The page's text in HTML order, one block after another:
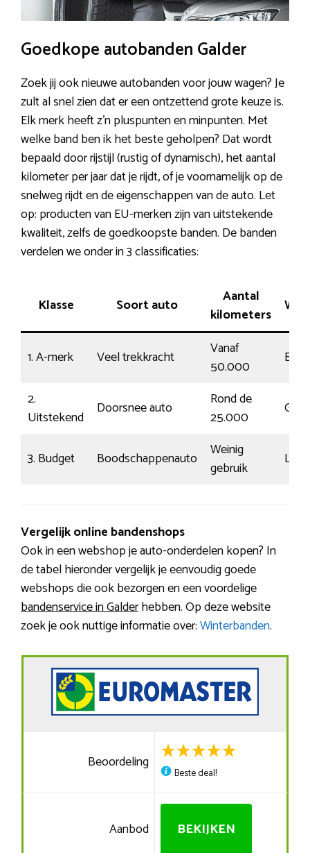
Goedkope autobanden Galder
Zoek jij ook nieuwe autobanden voor jouw wagen? Je
zult al snel zien dat er een ontzettend grote keuze is.
Elk merk heeft z’n pluspunten en minpunten. Met
welke band ben ik het beste geholpen? Dat wordt
bepaald door rijstijl (rustig of dynamisch), het aantal
kilometer per jaar dat je rijdt, of je voornamelijk op de
snelweg rijdt en de eigenschappen van de auto. Let
op: producten van EU-merken zijn van uitstekende
kwaliteit, zelfs de goedkoopste banden. De banden
verdelen we onder in 3 classificaties:
Klasse Soort auto
Aantal
kilometers
1. A-merk Veel trekkracht
Vanaf
50.000
2.
Uitstekend
Doorsnee auto
Rond de
25.000
3. Budget Boodschappenauto
Weinig
gebruik
Log
Vergelijk online bandenshops
Ook in een webshop je auto-onderdelen kopen? In
de tabel hieronder vergelijk je eenvoudig goede
webshops die ook bezorgen en een voordelige
bandenservice in Galderhebben. Op deze website
zoek je ook nuttige informatie over:Winterbanden.
Beoordeling
Beste deal!
Aanbod BEKIJKEN